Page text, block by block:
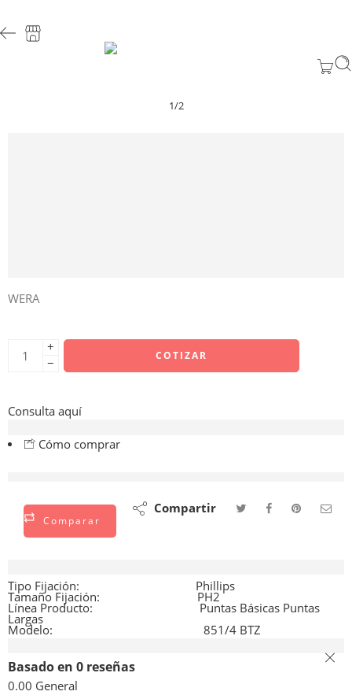
1/2
WERA
+
−
COTIZAR
Consulta aquí
Cómo comprar
Comparar
Compartir
Tipo Fijación: Phillips
Tamaño Fijación: PH2
Línea Producto: Puntas Básicas Puntas
Largas
Modelo: 851/4 BTZ
Basado en 0 reseñas
0.00 General